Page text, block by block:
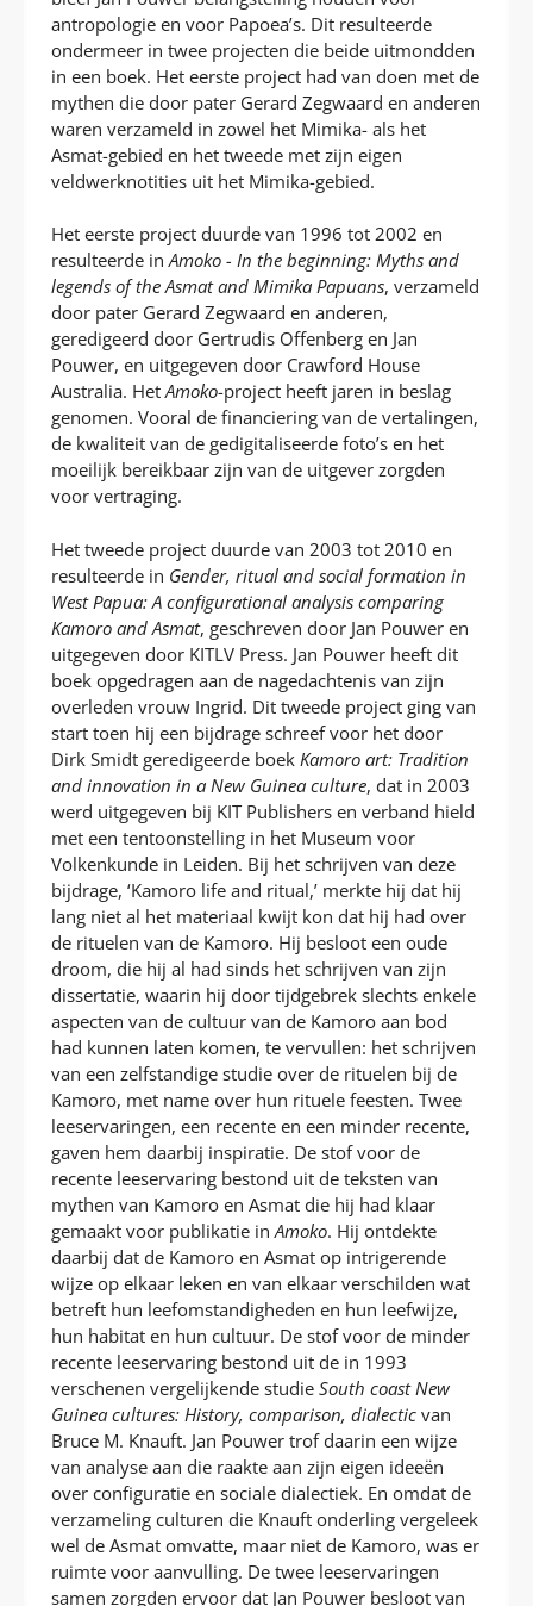
antropologie en voor Papoea’s. Dit resulteerde
ondermeer in twee projecten die beide uitmondden
in een boek. Het eerste project had van doen met de
mythen die door pater Gerard Zegwaard en anderen
waren verzameld in zowel het Mimika- als het
Asmat-gebied en het tweede met zijn eigen
veldwerknotities uit het Mimika-gebied.
Het eerste project duurde van 1996 tot 2002 en
resulteerde inAmoko - In the beginning: Myths and
legends of the Asmat and Mimika Papuans, verzameld
door pater Gerard Zegwaard en anderen,
geredigeerd door Gertrudis Offenberg en Jan
Pouwer, en uitgegeven door Crawford House
Australia. HetAmoko-project heeft jaren in beslag
genomen. Vooral de financiering van de vertalingen,
de kwaliteit van de gedigitaliseerde foto’s en het
moeilijk bereikbaar zijn van de uitgever zorgden
voor vertraging.
Het tweede project duurde van 2003 tot 2010 en
resulteerde in Gender, ritual and social formation in
West Papua: A configurational analysis comparing
Kamoro and Asmat, geschreven door Jan Pouwer en
uitgegeven door KITLV Press. Jan Pouwer heeft dit
boek opgedragen aan de nagedachtenis van zijn
overleden vrouw Ingrid. Dit tweede project ging van
start toen hij een bijdrage schreef voor het door
Dirk Smidt geredigeerde boek Kamoro art: Tradition
and innovation in a New Guinea culture, dat in 2003
werd uitgegeven bij KIT Publishers en verband hield
met een tentoonstelling in het Museum voor
Volkenkunde in Leiden. Bij het schrijven van deze
bijdrage, ‘Kamoro life and ritual,’ merkte hij dat hij
lang niet al het materiaal kwijt kon dat hij had over
de rituelen van de Kamoro. Hij besloot een oude
droom, die hij al had sinds het schrijven van zijn
dissertatie, waarin hij door tijdgebrek slechts enkele
aspecten van de cultuur van de Kamoro aan bod
had kunnen laten komen, te vervullen: het schrijven
van een zelfstandige studie over de rituelen bij de
Kamoro, met name over hun rituele feesten. Twee
leeservaringen, een recente en een minder recente,
gaven hem daarbij inspiratie. De stof voor de
recente leeservaring bestond uit de teksten van
mythen van Kamoro en Asmat die hij had klaar
gemaakt voor publikatie inAmoko. Hij ontdekte
daarbij dat de Kamoro en Asmat op intrigerende
wijze op elkaar leken en van elkaar verschilden wat
betreft hun leefomstandigheden en hun leefwijze,
hun habitat en hun cultuur. De stof voor de minder
recente leeservaring bestond uit de in 1993
verschenen vergelijkende studieSouth coast New
Guinea cultures: History, comparison, dialectic van
Bruce M. Knauft. Jan Pouwer trof daarin een wijze
van analyse aan die raakte aan zijn eigen ideeën
over configuratie en sociale dialectiek. En omdat de
verzameling culturen die Knauft onderling vergeleek
wel de Asmat omvatte, maar niet de Kamoro, was er
ruimte voor aanvulling. De twee leeservaringen
samen zorgden ervoor dat Jan Pouwer besloot van